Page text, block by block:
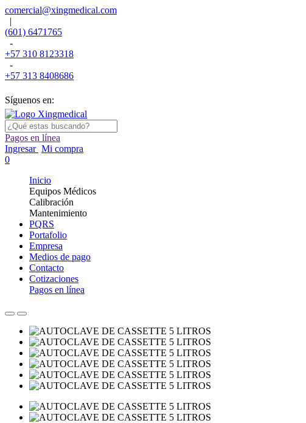
comercial@xingmedical.com
|
(601) 6471765
-
+57 310 8123318
-
+57 313 8408686
Síguenos en:
Pagos en línea
Ingresar Mi compra
0
Inicio
Equipos Médicos
Calibración
Mantenimiento
PQRS
Portafolio
Empresa
Medios de pago
Contacto
Cotizaciones
Pagos en línea